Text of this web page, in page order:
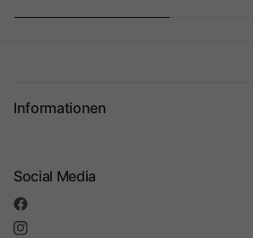
Informationen
Social Media